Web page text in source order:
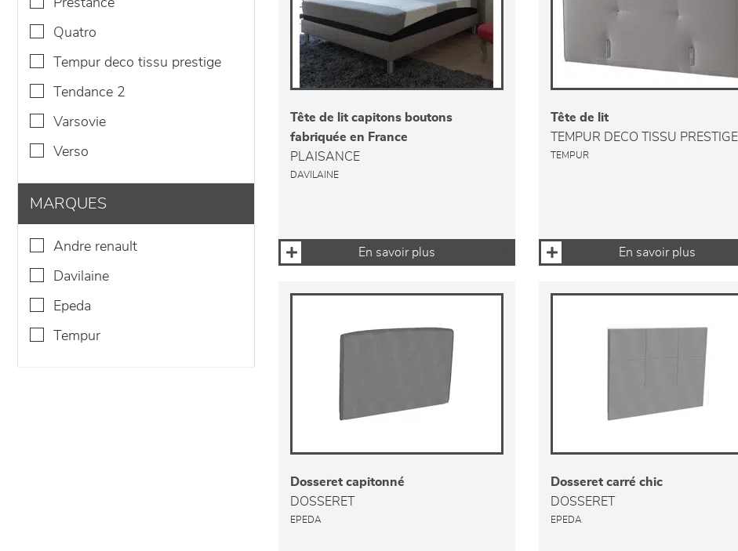
prestance
quatro
tempur deco tissu prestige
tendance 2
varsovie
verso
MARQUES
andre renault
davilaine
epeda
tempur
Tête de lit capitons boutons
fabriquée en France
PLAISANCE
DAVILAINE
En savoir plus
Tête de lit
TEMPUR DECO TISSU PRESTIGE
TEMPUR
En savoir plus
Dosseret capitonné
DOSSERET
EPEDA
Dosseret carré chic
DOSSERET
EPEDA